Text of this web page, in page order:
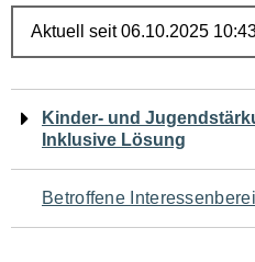
Navigation
für
den
Kinder- und
Inklusive Lösung
Betroffene